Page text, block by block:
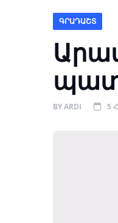
ԳՐԱԴԱՇՏ
BYARDI 5